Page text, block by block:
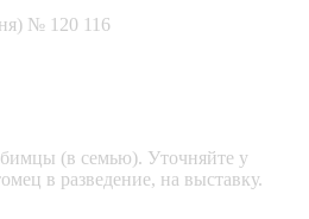
№ 120 116
(в семью). Уточняйте у
в разведение, на выставку.